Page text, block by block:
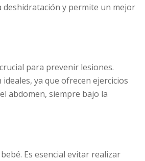
deshidratación y permite un mejor
para prevenir lesiones.
ya que ofrecen ejercicios
abdomen, siempre bajo la
Es esencial evitar realizar